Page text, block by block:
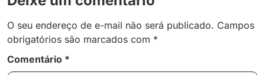
O seu endereço de e-mail não será publicado. Campos
obrigatórios são marcados com *
Comentário *